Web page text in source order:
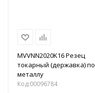
MVVNN2020K16 Резец
токарный (державка) по
металлу
Код:00096784